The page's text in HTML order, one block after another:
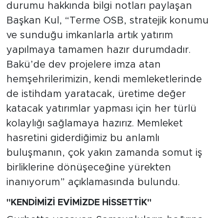
durumu hakkında bilgi notları paylaşan
Başkan Kul, “Terme OSB, stratejik konumu
ve sunduğu imkanlarla artık yatırım
yapılmaya tamamen hazır durumdadır.
Bakü’de dev projelere imza atan
hemşehrilerimizin, kendi memleketlerinde
de istihdam yaratacak, üretime değer
katacak yatırımlar yapması için her türlü
kolaylığı sağlamaya hazırız. Memleket
hasretini giderdiğimiz bu anlamlı
buluşmanın, çok yakın zamanda somut iş
birliklerine dönüşeceğine yürekten
inanıyorum” açıklamasında bulundu.
"KENDİMİZİ EVİMİZDE HİSSETTİK"